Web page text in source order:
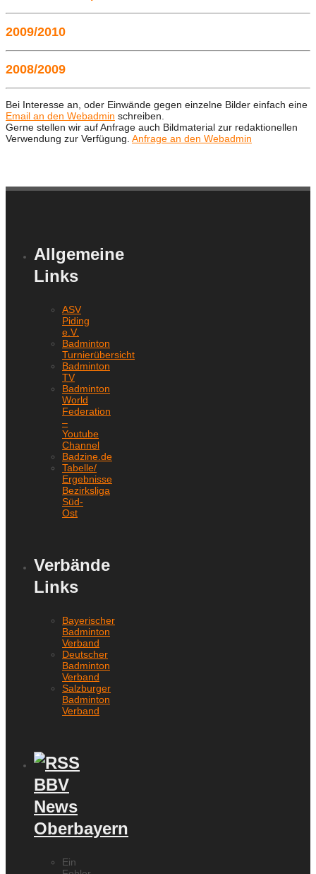
2009/2010
2008/2009
Bei Interesse an, oder Einwände gegen einzelne Bilder einfach eine
Email an den Webadmin schreiben.
Gerne stellen wir auf Anfrage auch Bildmaterial zur redaktionellen
Verwendung zur Verfügung. Anfrage an den Webadmin
Allgemeine
Links
ASV
Piding
e.V.
Badminton
Turnierübersicht
Badminton
TV
Badminton
World
Federation
–
Youtube
Channel
Badzine.de
Tabelle/
Ergebnisse
Bezirksliga
Süd-
Ost
Verbände
Links
Bayerischer
Badminton
Verband
Deutscher
Badminton
Verband
Salzburger
Badminton
Verband
BBV
News
Oberbayern
Ein